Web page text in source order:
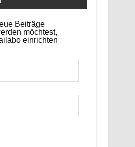
Beiträge
möchtest,
einrichten